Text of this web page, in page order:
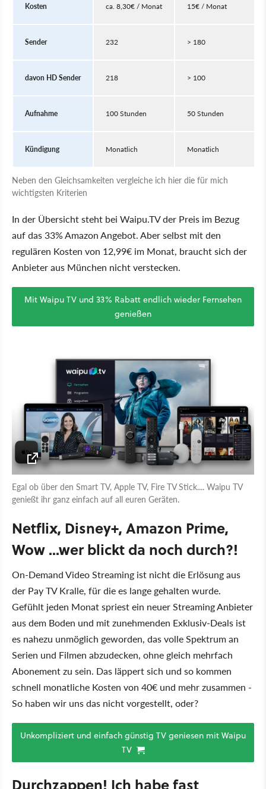
Kosten ca. 8,30€ / Monat 15€ / Monat
Sender 232 > 180
davon HD Sender 218 > 100
Aufnahme 100 Stunden 50 Stunden
Kündigung Monatlich Monatlich
Neben den Gleichsamkeiten vergleiche ich hier die für mich
wichtigsten Kriterien
In der Übersicht steht bei Waipu.TV der Preis im Bezug
auf das 33% Amazon Angebot. Aber selbst mit den
regulären Kosten von 12,99€ im Monat, braucht sich der
Anbieter aus München nicht verstecken.
Mit Waipu TV und 33% Rabatt endlich wieder Fernsehen
genießen
Egal ob über den Smart TV, Apple TV, Fire TV Stick.... Waipu TV
genießt ihr ganz einfach auf all euren Geräten.
Netflix, Disney+, Amazon Prime,
Wow ...wer blickt da noch durch?!
On-Demand Video Streaming ist nicht die Erlösung aus
der Pay TV Kralle, für die es lange gehalten wurde.
Gefühlt jeden Monat spriest ein neuer Streaming Anbieter
aus dem Boden und mit zunehmenden Exklusiv-Deals ist
es nahezu unmöglich geworden, das volle Spektrum an
Serien und Filmen abzudecken, ohne gleich mehrfach
Abonement zu sein. Das läppert sich und so kommen
schnell monatliche Kosten von 40€ und mehr zusammen -
So haben wir uns das nicht vorgestellt, oder?
Unkompliziert und einfach günstig TV geniesen mit Waipu
TV
Durchzappen! Ich habe fast